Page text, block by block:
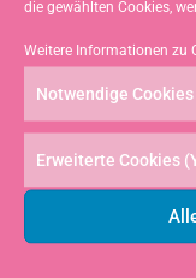
die gewählten Cookies,
Weitere Informationen zu
Notwendige Cookies
Erweiterte Cookies